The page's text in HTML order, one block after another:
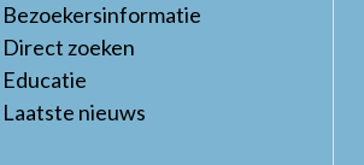
Bezoekersinformatie
Direct zoeken
Educatie
Laatste nieuws